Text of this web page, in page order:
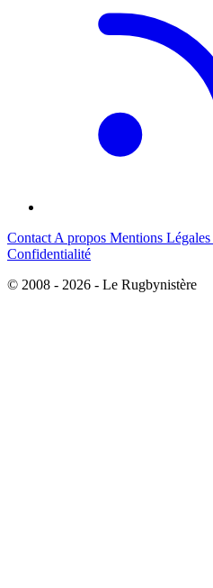
Contact A propos Mentions Légales
Confidentialité
© 2008 - 2026 - Le Rugbynistère